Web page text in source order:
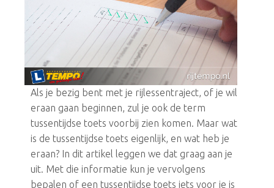
Als je bezig bent met je rijlessentraject, of je wil
eraan gaan beginnen, zul je ook de term
tussentijdse toets voorbij zien komen. Maar wat
is de tussentijdse toets eigenlijk, en wat heb je
eraan? In dit artikel leggen we dat graag aan je
uit. Met die informatie kun je vervolgens
bepalen of een tussentijdse toets iets voor je is